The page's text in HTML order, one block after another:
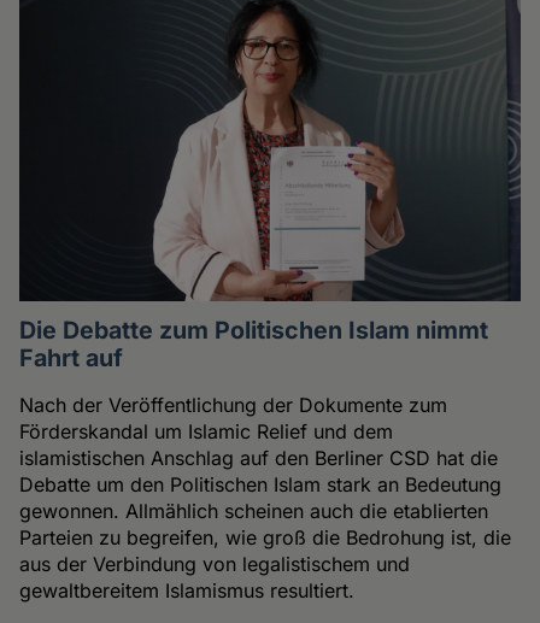
Die Debatte zum Politischen Islam nimmt
Fahrt auf
Nach der Veröffentlichung der Dokumente zum
Förderskandal um Islamic Relief und dem
islamistischen Anschlag auf den Berliner CSD hat die
Debatte um den Politischen Islam stark an Bedeutung
gewonnen. Allmählich scheinen auch die etablierten
Parteien zu begreifen, wie groß die Bedrohung ist, die
aus der Verbindung von legalistischem und
gewaltbereitem Islamismus resultiert.